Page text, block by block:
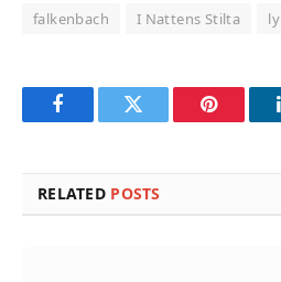
falkenbach I Nattens Stilta
FacebookTwitter Pinterest
RELATED POSTS